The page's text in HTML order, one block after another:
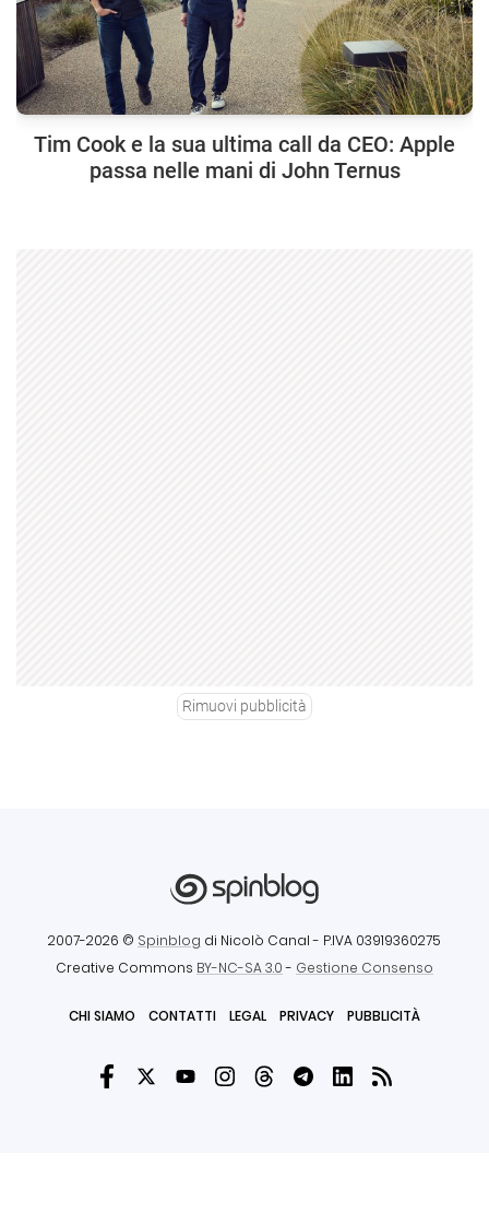
Tim Cook e la sua ultima call da CEO: Apple
passa nelle mani di John Ternus
Rimuovi pubblicità
2007-2026 © Spinblog di Nicolò Canal - P.IVA 03919360275
Creative Commons BY-NC-SA 3.0- Gestione Consenso
CHI SIAMO CONTATTI LEGAL PRIVACY PUBBLICITÀ